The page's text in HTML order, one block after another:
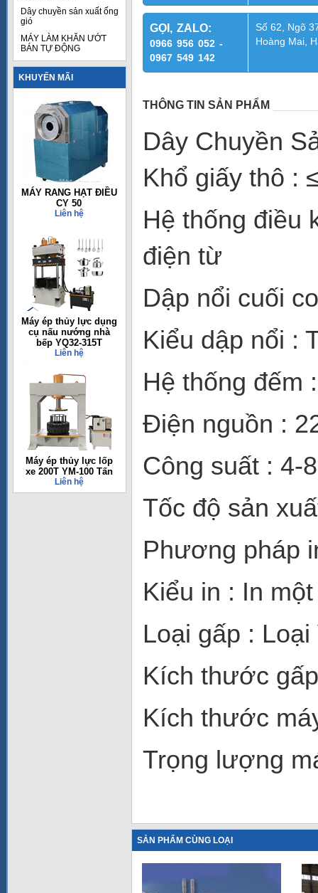
Dây chuyền sản xuất ống
gió
MÁY LÀM KHĂN ƯỚT
BÁN TỰ ĐỘNG
KHUYẾN MÃI
MÁY RANG HẠT ĐIỀU
CY 50
Liên hệ
Máy ép thủy lực dụng
cụ nấu nướng nhà
bếp YQ32-315T
Liên hệ
Máy ép thủy lực lốp
xe 200T YM-100 Tấn
Liên hệ
GỌI, ZALO:
0966 956 052 -
0967 549 142
Số 62, Ngõ
Hoàng Mai,
THÔNG TIN SẢN PHẨM
Dây Chuyền
Khổ giấy thô :
Hệ thống điều
điện từ
Dập nổi cuối
Kiểu dập nổi :
Hệ thống đếm
Điện nguồn :
Công suất : 4-
Tốc độ sản
Phương pháp
Kiểu in : In
Loại gấp :
Kích thước
Kích thước
Trọng lượng
SẢN PHẨM CÙNG LOẠI